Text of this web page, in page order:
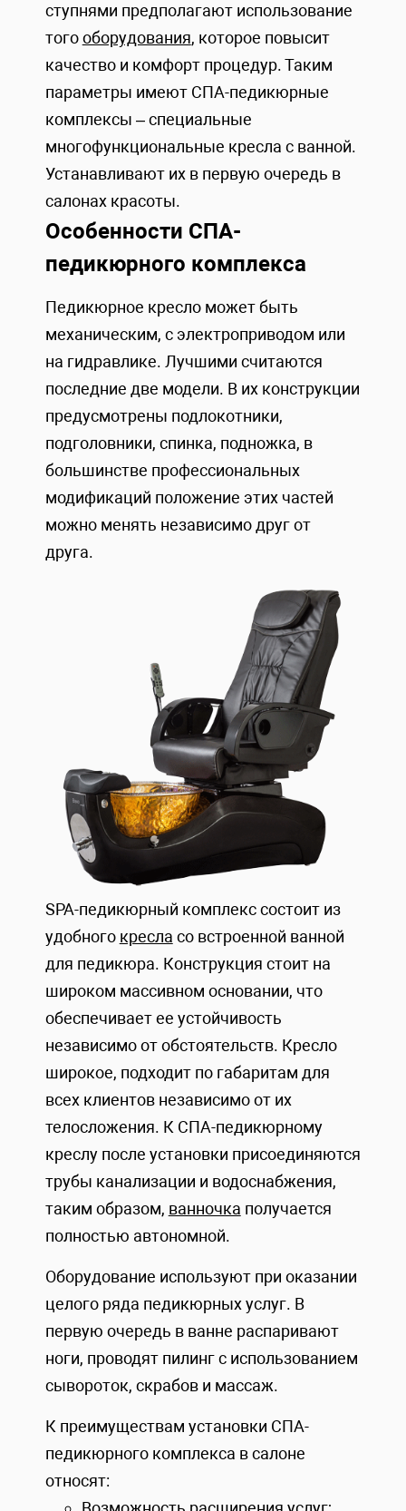
ступнями предполагают использование
тогооборудования, которое повысит
качество и комфорт процедур. Таким
параметры имеют СПА-педикюрные
комплексы – специальные
многофункциональные кресла с ванной.
Устанавливают их в первую очередь в
салонах красоты.
Особенности СПА-
педикюрного комплекса
Педикюрное кресло может быть
механическим, с электроприводом или
на гидравлике. Лучшими считаются
последние две модели. В их конструкции
предусмотрены подлокотники,
подголовники, спинка, подножка, в
большинстве профессиональных
модификаций положение этих частей
можно менять независимо друг от
друга.
SPA-педикюрный комплекс состоит из
удобного кресла со встроенной ванной
для педикюра. Конструкция стоит на
широком массивном основании, что
обеспечивает ее устойчивость
независимо от обстоятельств. Кресло
широкое, подходит по габаритам для
всех клиентов независимо от их
телосложения. К СПА-педикюрному
креслу после установки присоединяются
трубы канализации и водоснабжения,
таким образом, ванночка получается
полностью автономной.
Оборудование используют при оказании
целого ряда педикюрных услуг. В
первую очередь в ванне распаривают
ноги, проводят пилинг с использованием
сывороток, скрабов и массаж.
К преимуществам установки СПА-
педикюрного комплекса в салоне
относят: